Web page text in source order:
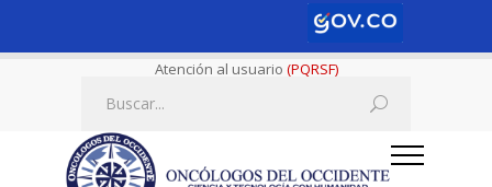
Atención al usuario (PQRSF)